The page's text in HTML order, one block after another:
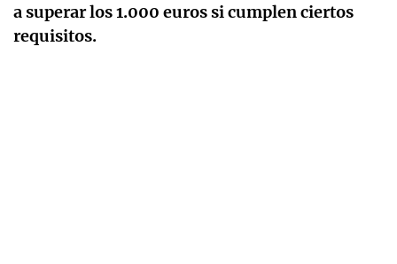
a superar los 1.000 euros si cumplen ciertos
requisitos.